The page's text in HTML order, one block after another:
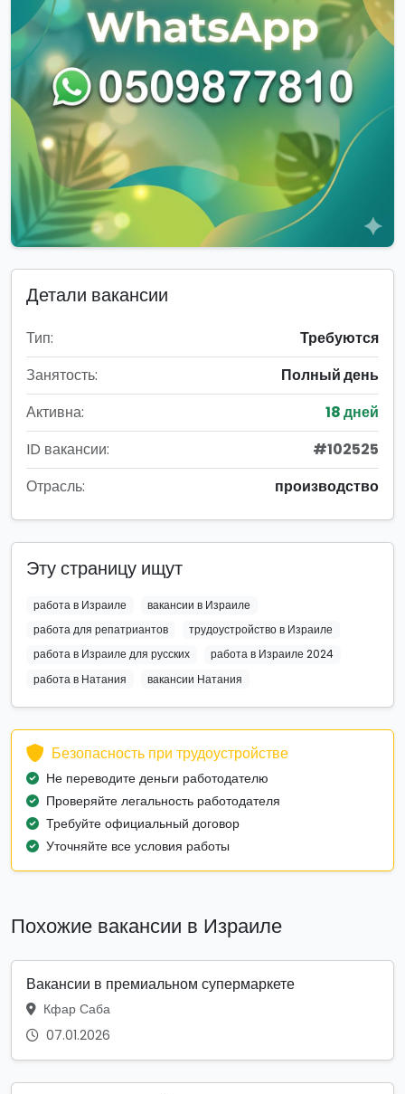
Детали вакансии
Тип:
Требуются
Занятость:
Полный день
Активна:
18 дней
ID вакансии:
#102525
Отрасль:
производство
Эту страницу ищут
работа в Израиле
вакансии в Израиле
работа для репатриантов
трудоустройство в Израиле
работа в Израиле для русских
работа в Израиле 2024
работа в Натания
вакансии Натания
Безопасность при трудоустройстве
Не переводите деньги работодателю
Проверяйте легальность работодателя
Требуйте официальный договор
Уточняйте все условия работы
Похожие вакансии в Израиле
Вакансии в премиальном супермаркете
Кфар Саба
07.01.2026